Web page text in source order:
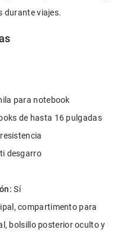
durante viajes.
para notebook
de hasta 16 pulgadas
desgarro
Sí
compartimento para
bolsillo posterior oculto y